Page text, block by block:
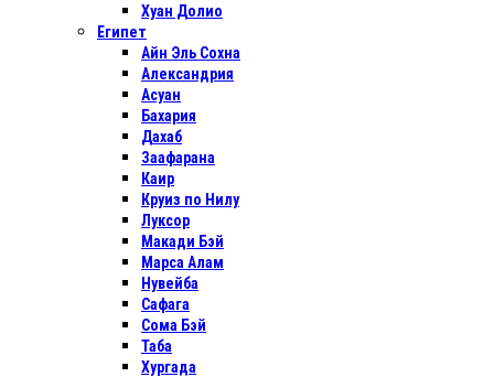
Хуан Долио
Египет
Айн Эль Сохна
Александрия
Асуан
Бахария
Дахаб
Заафарана
Каир
Круиз по Нилу
Луксор
Макади Бэй
Марса Алам
Нувейба
Сафага
Сома Бэй
Таба
Хургада